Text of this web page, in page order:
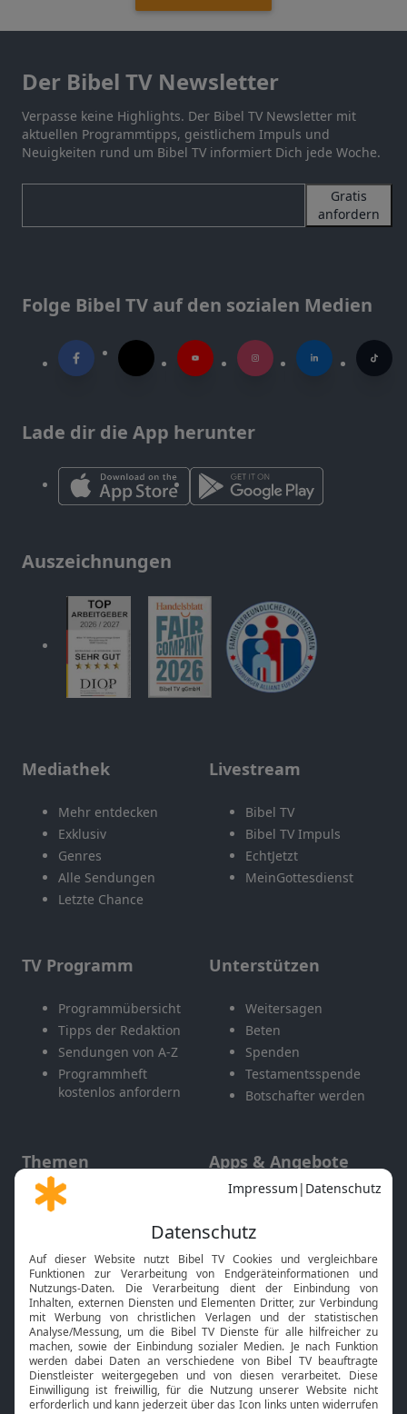
Der Bibel TV Newsletter
Verpasse keine Highlights. Der Bibel TV Newsletter mit
aktuellen Programmtipps, geistlichem Impuls und
Neuigkeiten rund um Bibel TV informiert Dich jede Woche.
Gratis
anfordern
Folge Bibel TV auf den sozialen Medien
Lade dir die App herunter
Auszeichnungen
Mediathek
Mehr entdecken
Exklusiv
Genres
Alle Sendungen
Letzte Chance
Livestream
Bibel TV
Bibel TV Impuls
EchtJetzt
MeinGottesdienst
TV Programm
Programmübersicht
Tipps der Redaktion
Sendungen von A-Z
Programmheft
kostenlos anfordern
Unterstützen
Weitersagen
Beten
Spenden
Testamentsspende
Botschafter werden
Themen
Gott und Bibel erklärt
Neuigkeiten
Apps & Angebote
Mobile App
Smart TV
HbbTV
Bibelthek Online-Bibel
Nächster Gottesdienst
Bibel TV Service